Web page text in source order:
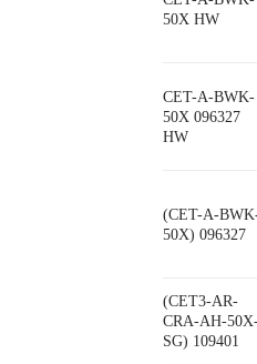
50X HW
CET-A-BWK-
50X 096327
HW
(CET-A-
50X) 096327
(CET3-AR-
CRA-AH-
SG) 109401